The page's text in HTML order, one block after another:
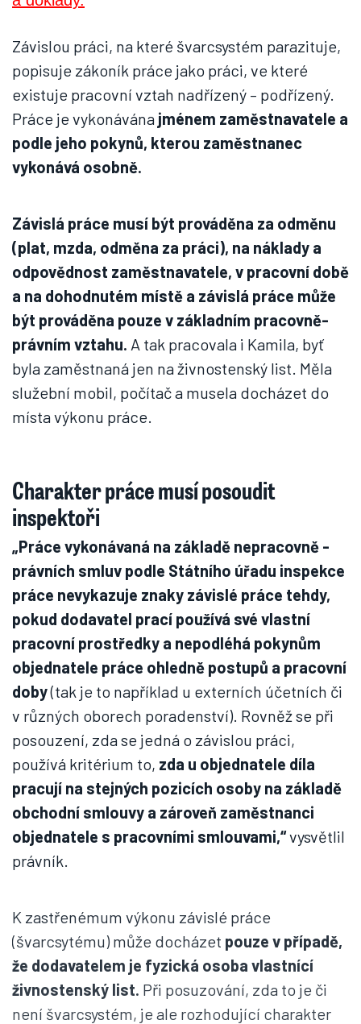
Závislou práci, na které švarcsystém parazituje,
popisuje zákoník práce jako práci, ve které
existuje pracovní vztah nadřízený – podřízený.
Práce je vykonávána jménem zaměstnavatele a
podle jeho pokynů, kterou zaměstnanec
vykonává osobně.
Závislá práce musí být prováděna za odměnu
(plat, mzda, odměna za práci), na náklady a
odpovědnost zaměstnavatele, v pracovní době
a na dohodnutém místě a závislá práce může
být prováděna pouze v základním pracovně-
právním vztahu. A tak pracovala i Kamila, byť
byla zaměstnaná jen na živnostenský list. Měla
služební mobil, počítač a musela docházet do
místa výkonu práce.
Charakter práce musí posoudit
inspektoři
„Práce vykonávaná na základě nepracovně -
právních smluv podle Státního úřadu inspekce
práce nevykazuje znaky závislé práce tehdy,
pokud dodavatel prací používá své vlastní
pracovní prostředky a nepodléhá pokynům
objednatele práce ohledně postupů a pracovní
doby(tak je to například u externích účetních či
v různých oborech poradenství). Rovněž se při
posouzení, zda se jedná o závislou práci,
používá kritérium to, zda u objednatele díla
pracují na stejných pozicích osoby na základě
obchodní smlouvy a zároveň zaměstnanci
objednatele s pracovními smlouvami,“vysvětlil
právník.
K zastřenémum výkonu závislé práce
(švarcsytému) může docházet pouze v případě,
že dodavatelem je fyzická osoba vlastnící
živnostenský list. Při posuzování, zda to je či
není švarcsystém, je ale rozhodující charakter